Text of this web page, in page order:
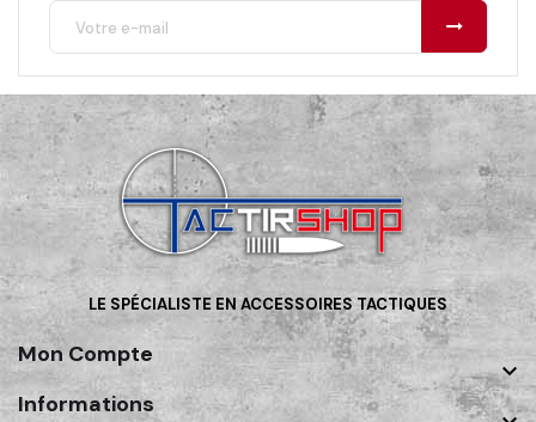
LE SPÉCIALISTE EN ACCESSOIRES TACTIQUES
Mon Compte

Informations